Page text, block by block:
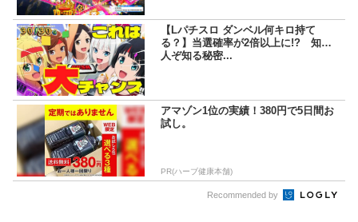
【Lパチスロ ダンベル何キロ持て
る？】当選確率が2倍以上に!? 知る
人ぞ知る秘密...
アマゾン1位の実績！380円で5日間お
試し。
PR(ハーブ健康本舗)
Recommended by